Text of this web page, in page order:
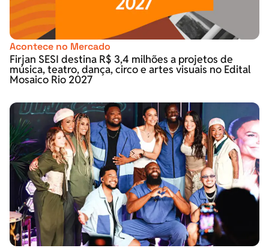
Acontece no Mercado
Firjan SESI destina R$ 3,4 milhões a projetos de
música, teatro, dança, circo e artes visuais no Edital
Mosaico Rio 2027